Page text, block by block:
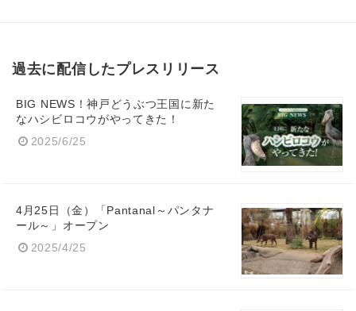
過去に配信したプレスリリース
BIG NEWS！神戸どうぶつ王国に新た
なハシビロコウがやってきた！
2025/6/25
4月25日（金）「Pantanal～パンタナ
ール～」オープン
2025/4/25